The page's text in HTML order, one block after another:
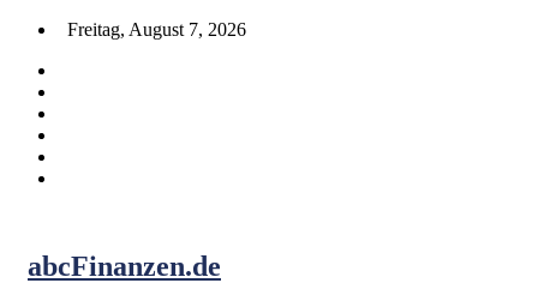
Skip
content
Freitag, August 7, 2026
abcFinanzen.de